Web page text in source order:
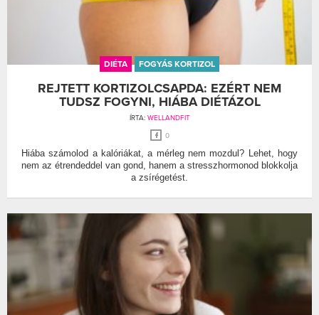
DIÉTA FOGYÁS KORTIZOL
REJTETT KORTIZOLCSAPDA: EZÉRT NEM
TUDSZ FOGYNI, HIÁBA DIÉTÁZOL
ÍRTA: WELLANDFIT
0
Hiába számolod a kalóriákat, a mérleg nem mozdul? Lehet, hogy
nem az étrendeddel van gond, hanem a stresszhormonod blokkolja
a zsírégetést.